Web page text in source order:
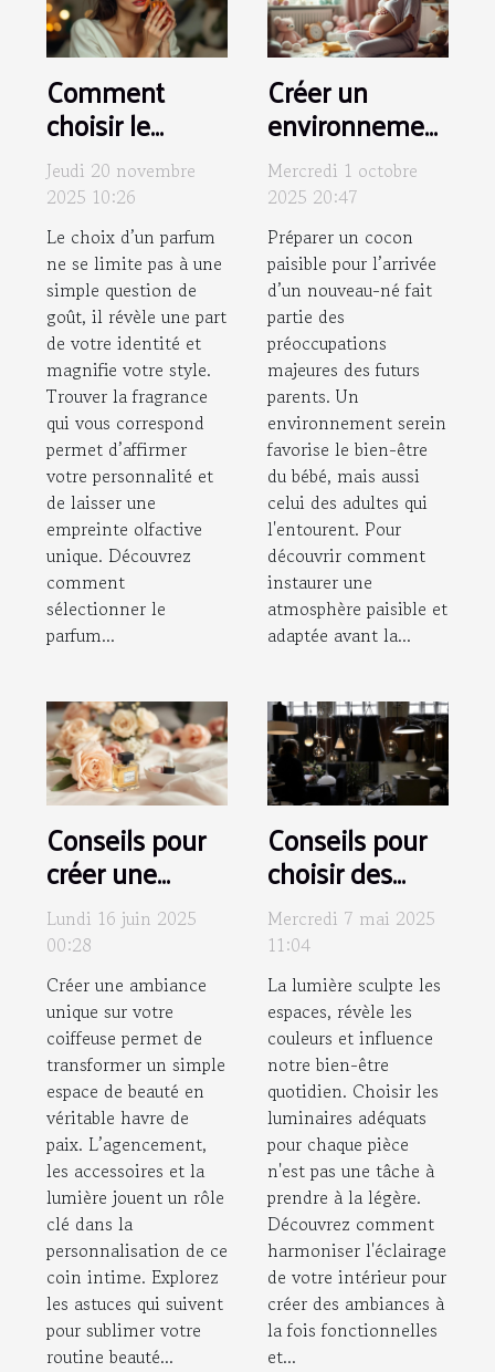
Comment
choisir le
parfum qui
complète votre
style et
personnalité?
Jeudi 20 novembre
2025 10:26
Le choix d’un parfum
ne se limite pas à une
simple question de
goût, il révèle une part
de votre identité et
magnifie votre style.
Trouver la fragrance
qui vous correspond
permet d’affirmer
votre personnalité et
de laisser une
empreinte olfactive
unique. Découvrez
comment
sélectionner le
parfum...
Créer un
environnement
serein pour
bébé avant la
naissance
Mercredi 1 octobre
2025 20:47
Préparer un cocon
paisible pour l’arrivée
d’un nouveau-né fait
partie des
préoccupations
majeures des futurs
parents. Un
environnement serein
favorise le bien-être
du bébé, mais aussi
celui des adultes qui
l'entourent. Pour
découvrir comment
instaurer une
atmosphère paisible et
adaptée avant la...
Conseils pour
créer une
ambiance
unique sur
votre coiffeuse
Lundi 16 juin 2025
00:28
Créer une ambiance
unique sur votre
coiffeuse permet de
transformer un simple
espace de beauté en
véritable havre de
paix. L’agencement,
les accessoires et la
lumière jouent un rôle
clé dans la
personnalisation de ce
coin intime. Explorez
les astuces qui suivent
pour sublimer votre
routine beauté...
Conseils pour
choisir des
luminaires
adaptés à
chaque pièce
de la maison
Mercredi 7 mai 2025
11:04
La lumière sculpte les
espaces, révèle les
couleurs et influence
notre bien-être
quotidien. Choisir les
luminaires adéquats
pour chaque pièce
n'est pas une tâche à
prendre à la légère.
Découvrez comment
harmoniser l'éclairage
de votre intérieur pour
créer des ambiances à
la fois fonctionnelles
et...